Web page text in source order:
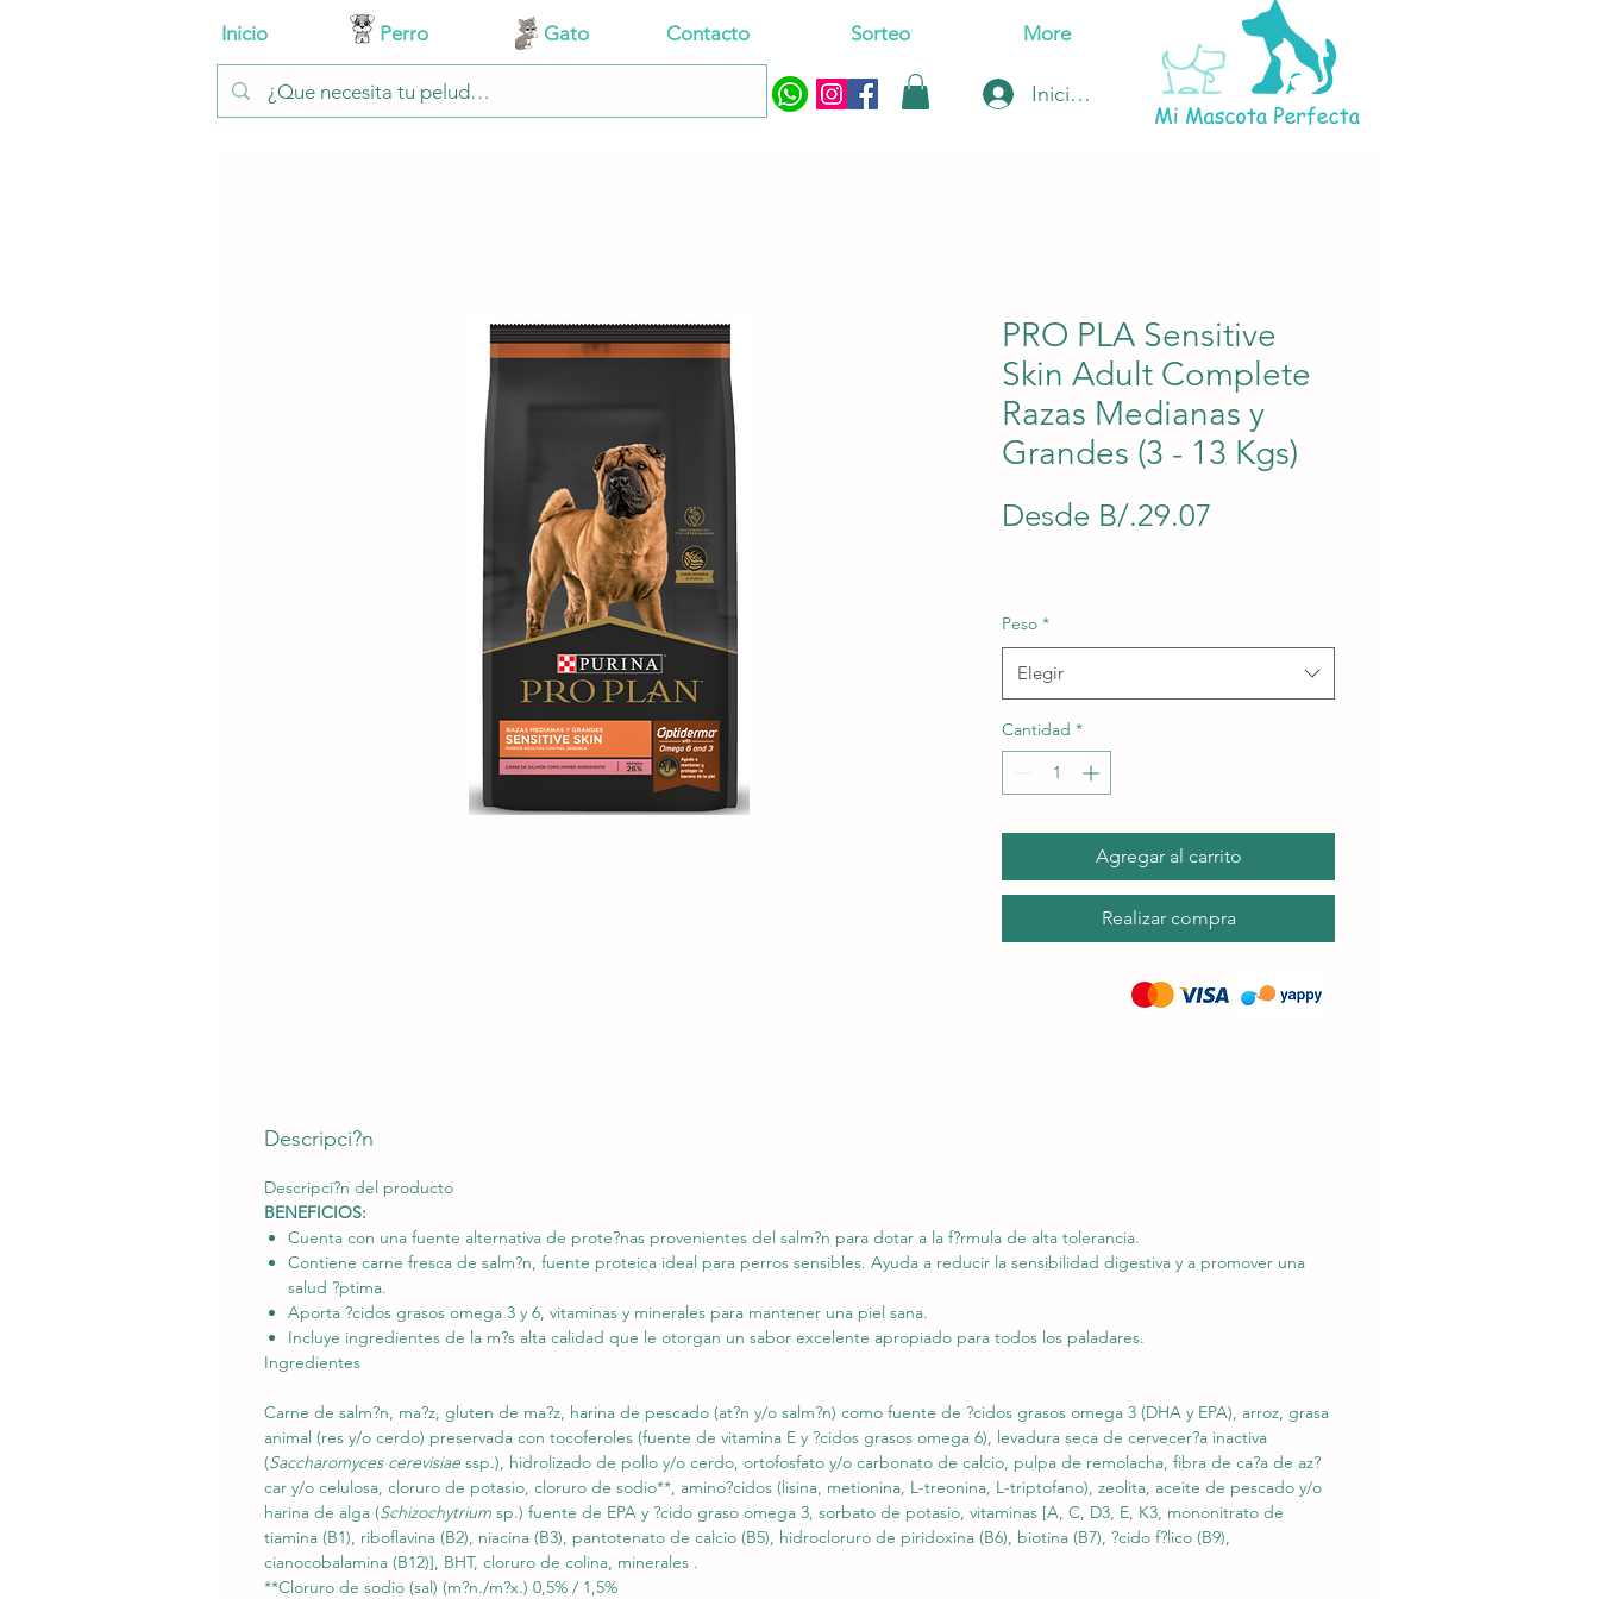
Inicio Perro Gato Contacto Sorteo More
Iniciar sesión
PRO PLA Sensitive
Skin Adult Complete
Razas Medianas y
Grandes (3 - 13 Kgs)
Desde B/.29.07
Peso *
Elegir
Cantidad *
Agregar al carrito
Realizar compra
Descripci?n
Descripci?n del producto
BENEFICIOS:
Cuenta con una fuente alternativa de prote?nas provenientes del salm?n para dotar a la f?rmula de alta tolerancia.
Contiene carne fresca de salm?n, fuente proteica ideal para perros sensibles. Ayuda a reducir la sensibilidad digestiva y a promover una
salud ?ptima.
Aporta ?cidos grasos omega 3 y 6, vitaminas y minerales para mantener una piel sana.
Incluye ingredientes de la m?s alta calidad que le otorgan un sabor excelente apropiado para todos los paladares.
Ingredientes
Carne de salm?n, ma?z, gluten de ma?z, harina de pescado (at?n y/o salm?n) como fuente de ?cidos grasos omega 3 (DHA y EPA), arroz, grasa
animal (res y/o cerdo) preservada con tocoferoles (fuente de vitamina E y ?cidos grasos omega 6), levadura seca de cervecer?a inactiva
(Saccharomyces cerevisiae ssp.), hidrolizado de pollo y/o cerdo, ortofosfato y/o carbonato de calcio, pulpa de remolacha, fibra de ca?a de az?
car y/o celulosa, cloruro de potasio, cloruro de sodio**, amino?cidos (lisina, metionina, L-treonina, L-triptofano), zeolita, aceite de pescado y/o
harina de alga (Schizochytrium sp.) fuente de EPA y ?cido graso omega 3, sorbato de potasio, vitaminas [A, C, D3, E, K3, mononitrato de
tiamina (B1), riboflavina (B2), niacina (B3), pantotenato de calcio (B5), hidrocloruro de piridoxina (B6), biotina (B7), ?cido f?lico (B9),
cianocobalamina (B12)], BHT, cloruro de colina, minerales .
**Cloruro de sodio (sal) (m?n./m?x.) 0,5% / 1,5%